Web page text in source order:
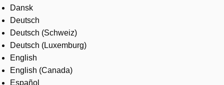
Services
About us
Where to buy
Contact us
Careers
Dansk
Deutsch
Deutsch (Schweiz)
Deutsch (Luxemburg)
English
English (Canada)
Español